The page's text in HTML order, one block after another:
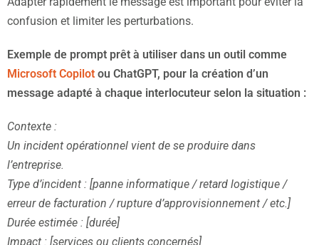
confusion et limiter les perturbations.
Exemple de prompt prêt à utiliser dans un outil comme
Microsoft Copilot ou ChatGPT, pour la création d’un
message adapté à chaque interlocuteur selon la situation :
Contexte :
Un incident opérationnel vient de se produire dans
l’entreprise.
Type d’incident : [panne informatique / retard logistique /
erreur de facturation / rupture d’approvisionnement / etc.]
Durée estimée : [durée]
Impact : [services ou clients concernés]